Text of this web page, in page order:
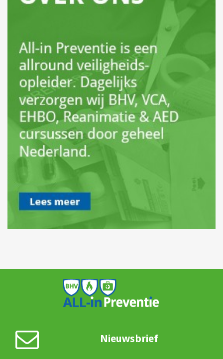
Nieuwsbrief